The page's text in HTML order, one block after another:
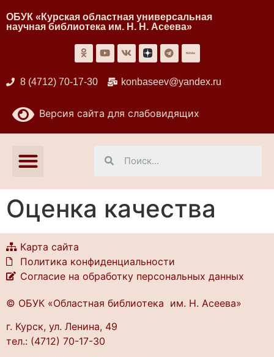
ОБУК «Курская областная универсальная
научная библиотека им. Н. Н. Асеева»
8 (4712) 70-17-30 konbaseev@yandex.ru
Версия сайта для слабовидящих
Оценка качества
Карта сайта
Политика конфиденциальности
Согласие на обработку персональных данных
© ОБУК «Областная библиотека им. Н. Асеева»
г. Курск, ул. Ленина, 49
тел.: (4712) 70-17-30